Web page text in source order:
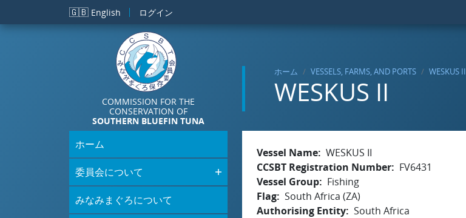
メインコンテンツに移動
🇬🇧 English ログイン
COMMISSION FOR THE
CONSERVATION OF
SOUTHERN BLUEFIN TUNA
ホーム VESSELS, FARMS, AND PORTS WESKUS II
WESKUS II
ホーム
委員会について
みなみまぐろについて
Vessel Name WESKUS II
CCSBT Registration Number
FV6431
Vessel Group
Fishing
Flag South Africa (ZA)
Authorising Entity South Africa